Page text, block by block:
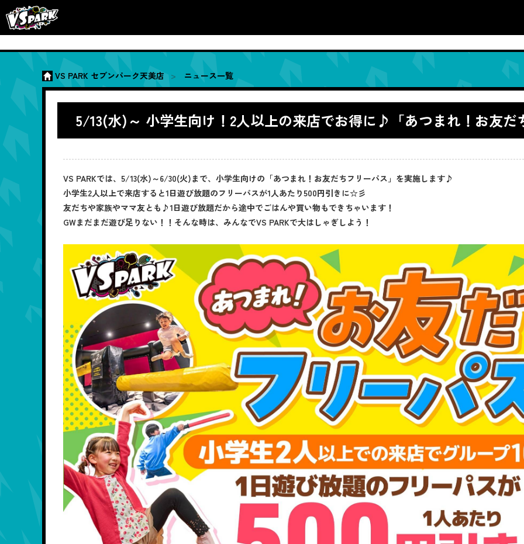
VS PARK セブンパーク天美店 ニュース一覧
5/13(水)～ 小学生向け！2人以上の来店でお得に♪「あつまれ！お友だ
VS PARKでは、5/13(水)～6/30(火)まで、小学生向けの「あつまれ！お友だちフリーパス」を実施します♪
小学生2人以上で来店すると1日遊び放題のフリーパスが1人あたり500円引きに☆彡
友だちや家族やママ友とも♪1日遊び放題だから途中でごはんや買い物もできちゃいます！
GWまだまだ遊び足りない！！そんな時は、みんなでVS PARKで大はしゃぎしよう！